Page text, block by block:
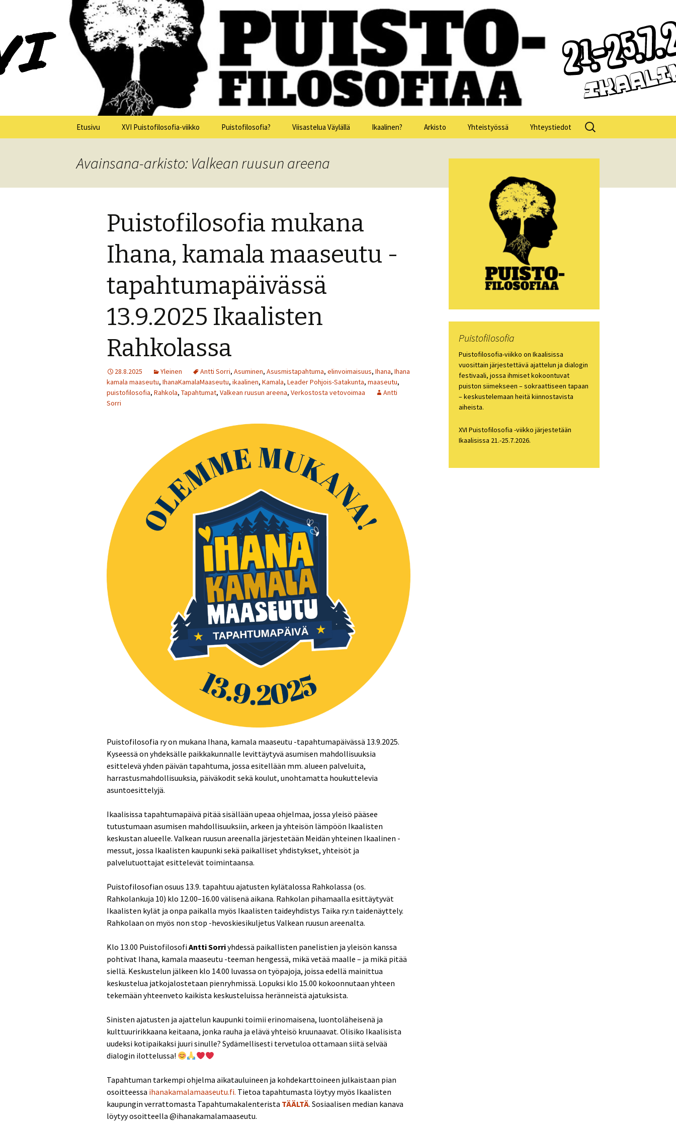
Puistofilosofia
XV Puistofilosofia-viikko Ikaalisissa 15.-19.7.2025
Etusivu XVI Puistofilosofia-viikko
Torstai 23.7.
Lauantai 25.7.
Muuta ohjelmaa
Puistofilosofia? Viisastelua Väylällä Ikaalinen? Arkisto
Puistofilosofia 2019
Puistofilosofia 2018
Puistofilosofia 2016
Puistofilosofia 2015
Puistofilosofia 2014
Artikkelien arkisto
Yhteistyössä Yhteystiedot
Haku:
Avainsana-arkisto: Valkean ruusun areena
Puistofilosofia mukana
Ihana, kamala maaseutu -
tapahtumapäivässä
13.9.2025 Ikaalisten
Rahkolassa
28.8.2025 Yleinen Antti Sorri, Asuminen, Asusmistapahtuma, elinvoimaisuus, Ihana, Ihana
kamala maaseutu, IhanaKamalaMaaseutu, ikaalinen, Kamala, Leader Pohjois-Satakunta, maaseutu,
puistofilosofia, Rahkola, Tapahtumat, Valkean ruusun areena, Verkostosta vetovoimaa
Antti
Sorri
Puistofilosofia ry on mukana Ihana, kamala maaseutu -tapahtumapäivässä 13.9.2025.
Kyseessä on yhdeksälle paikkakunnalle levittäytyvä asumisen mahdollisuuksia
esittelevä yhden päivän tapahtuma, jossa esitellään mm. alueen palveluita,
harrastusmahdollisuuksia, päiväkodit sekä koulut, unohtamatta houkuttelevia
asuntoesittelyjä.
Ikaalisissa tapahtumapäivä pitää sisällään upeaa ohjelmaa, jossa yleisö pääsee
tutustumaan asumisen mahdollisuuksiin, arkeen ja yhteisön lämpöön Ikaalisten
keskustan alueelle. Valkean ruusun areenalla järjestetään Meidän yhteinen Ikaalinen -
messut, jossa Ikaalisten kaupunki sekä paikalliset yhdistykset, yhteisöt ja
palvelutuottajat esittelevät toimintaansa.
Puistofilosofian osuus 13.9. tapahtuu ajatusten kylätalossa Rahkolassa (os.
Rahkolankuja 10) klo 12.00–16.00 välisenä aikana. Rahkolan pihamaalla esittäytyvät
Ikaalisten kylät ja onpa paikalla myös Ikaalisten taideyhdistys Taika ry:n taidenäyttely.
Rahkolaan on myös non stop -hevoskiesikuljetus Valkean ruusun areenalta.
Klo 13.00 PuistofilosofiAntti Sorriyhdessä paikallisten panelistien ja yleisön kanssa
pohtivat Ihana, kamala maaseutu -teeman hengessä, mikä vetää maalle – ja mikä pitää
siellä. Keskustelun jälkeen klo 14.00 luvassa on työpajoja, joissa edellä mainittua
keskustelua jatkojalostetaan pienryhmissä. Lopuksi klo 15.00 kokoonnutaan yhteen
tekemään yhteenveto kaikista keskusteluissa heränneistä ajatuksista.
Sinisten ajatusten ja ajattelun kaupunki toimii erinomaisena, luontoläheisenä ja
kulttuuririkkaana keitaana, jonka rauha ja elävä yhteisö kruunaavat. Olisiko Ikaalisista
uudeksi kotipaikaksi juuri sinulle? Sydämellisesti tervetuloa ottamaan siitä selvää
dialogin ilottelussa!
Tapahtuman tarkempi ohjelma aikatauluineen ja kohdekarttoineen julkaistaan pian
osoitteessa ihanakamalamaaseutu.fi. Tietoa tapahtumasta löytyy myös Ikaalisten
kaupungin verrattomasta Tapahtumakalenterista TÄÄLTÄ. Sosiaalisen median kanava
löytyy osoitteella @ihanakamalamaaseutu.
Puistofilosofia
Puistofilosofia-viikko on Ikaalisissa
vuosittain järjestettävä ajattelun ja dialogin
festivaali, jossa ihmiset kokoontuvat
puiston siimekseen – sokraattiseen tapaan
– keskustelemaan heitä kiinnostavista
aiheista.
XVI Puistofilosofia -viikko järjestetään
Ikaalisissa 21.-25.7.2026.